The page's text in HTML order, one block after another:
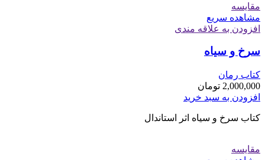
مقایسه
مشاهده سریع
افزودن به علاقه مندی
سرخ و سیاه
کتاب رمان
2,000,000 تومان
افزودن به سبد خرید
کتاب سرخ و سیاه اثر استاندال
مقایسه